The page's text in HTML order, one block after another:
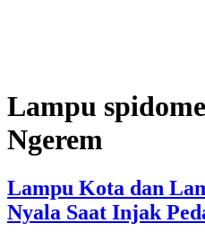
Lampu
Ngerem
Lampu Kota dan
Nyala Saat Injak